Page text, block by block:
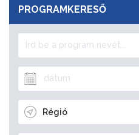
PROGRAMKERESŐ
Régió